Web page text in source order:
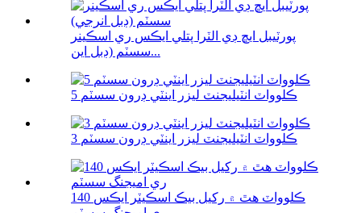
پورٽيبل ايڇ ڊي الٽرا پتلي ايڪس ري اسڪينر
سسٽم (ڊبل اين...
5 ڪلوواٽ انٽيليجنٽ ليزر اينٽي ڊرون سسٽم
3 ڪلوواٽ انٽيليجنٽ ليزر اينٽي ڊرون سسٽم
140 ڪلوواٽ هٿ ۾ رکيل بيڪ اسڪيٽر ايڪس